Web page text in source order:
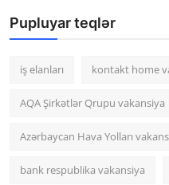
Pupluyar teqlər
iş elanları kontakt home
AQA Şirkətlər Qrupu vakansiya
Azərbaycan Hava Yolları
bank respublika vakansiya